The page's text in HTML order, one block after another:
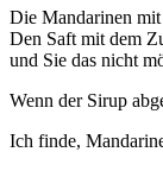
Die Mandarinen mit
Den Saft mit dem
und Sie das nicht
Wenn der Sirup
Ich finde,